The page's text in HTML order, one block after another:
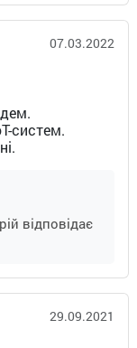
07.03.2022
систем.
відповідає
29.09.2021